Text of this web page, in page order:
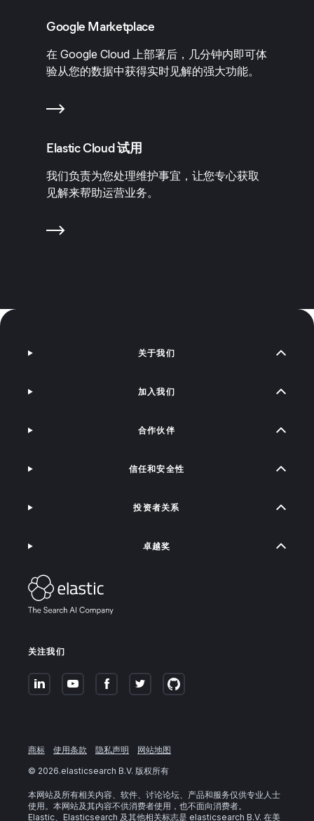
Google Marketplace
在 Google Cloud 上部署后，几分钟内即可体
验从您的数据中获得实时见解的强大功能。
Elastic Cloud 试用
我们负责为您处理维护事宜，让您专心获取
见解来帮助运营业务。
关注我们
关于我们
加入我们
合作伙伴
信任和安全性
投资者关系
卓越奖
商标 使用条款 隐私声明
网站地图
© 2026.elasticsearch B.V. 版权所有
本网站及所有相关内容、软件、讨论论坛、产品和服务仅供专业人士
使用。本网站及其内容不供消费者使用，也不面向消费者。
Elastic、Elasticsearch 及其他相关标志是 elasticsearch B.V. 在美